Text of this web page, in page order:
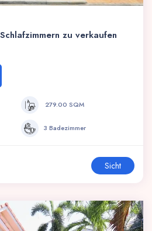
zu verkaufen
279.00 SQM
3 Badezimmer
Sicht